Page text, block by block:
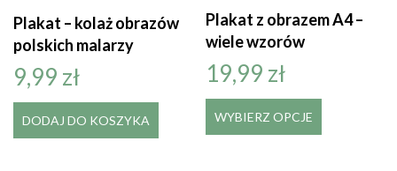
Plakat – kolaż obrazów
polskich malarzy
9,99 zł
DODAJ DO KOSZYKA
Plakat z obrazem A4 –
wiele wzorów
19,99 zł
WYBIERZ OPCJE